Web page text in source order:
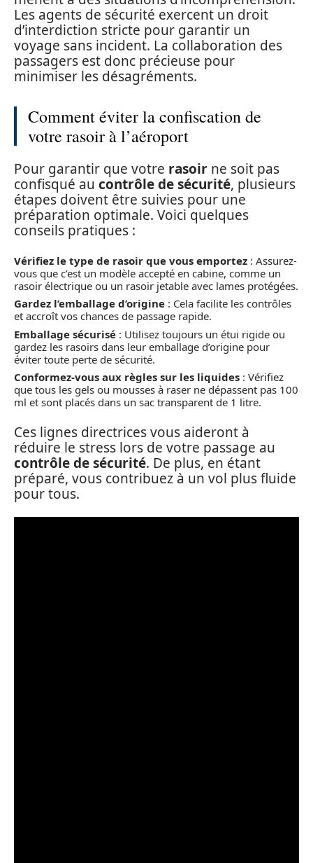
Les agents de sécurité exercent un droit
d’interdiction stricte pour garantir un
voyage sans incident. La collaboration des
passagers est donc précieuse pour
minimiser les désagréments.
Comment éviter la confiscation de
votre rasoir à l’aéroport
Pour garantir que votre rasoir ne soit pas
confisqué au contrôle de sécurité, plusieurs
étapes doivent être suivies pour une
préparation optimale. Voici quelques
conseils pratiques :
Vérifiez le type de rasoir que vous emportez : Assurez-
vous que c’est un modèle accepté en cabine, comme un
rasoir électrique ou un rasoir jetable avec lames protégées.
Gardez l’emballage d’origine : Cela facilite les contrôles
et accroît vos chances de passage rapide.
Emballage sécurisé : Utilisez toujours un étui rigide ou
gardez les rasoirs dans leur emballage d’origine pour
éviter toute perte de sécurité.
Conformez-vous aux règles sur les liquides : Vérifiez
que tous les gels ou mousses à raser ne dépassent pas 100
ml et sont placés dans un sac transparent de 1 litre.
Ces lignes directrices vous aideront à
réduire le stress lors de votre passage au
contrôle de sécurité. De plus, en étant
préparé, vous contribuez à un vol plus fluide
pour tous.